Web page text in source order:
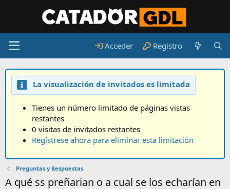
Acceder Registro
La visualización de invitados es limitada
Tienes un número limitado de páginas vistas
restantes
0 visitas de invitados restantes
Regístrese ahora para eliminar esta limitación
Preguntas y Respuestas
A qué ss preñarian o a cual se los echarían en